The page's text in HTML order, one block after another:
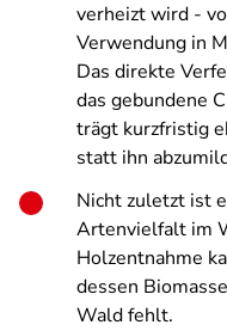
verheizt wird -
Verwendung in
Das direkte
das gebundene
trägt kurzfristig
statt ihn
Nicht zuletzt ist
Artenvielfalt im
Holzentnahme
dessen
Wald fehlt.